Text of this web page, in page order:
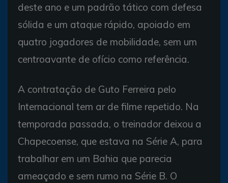
deste ano e um padrão tático com defesa
sólida e um ataque rápido, apoiado em
quatro jogadores de mobilidade, sem um
centroavante de ofício como referência.
A contratação de Guto Ferreira pelo
Internacional tem ar de filme repetido. Na
temporada passada, o treinador deixou a
Chapecoense, que estava na Série A, para
trabalhar em um Bahia que parecia
ameaçado e sem rumo na Série B. O